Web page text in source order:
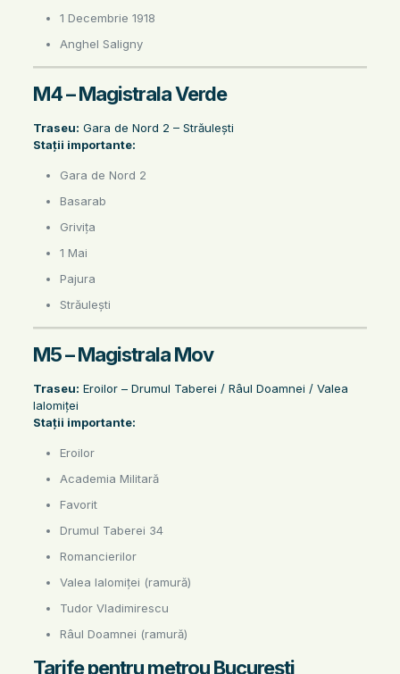
1 Decembrie 1918
Anghel Saligny
M4 – Magistrala Verde
Traseu: Gara de Nord 2 – Străulești
Stații importante:
Gara de Nord 2
Basarab
Grivița
1 Mai
Pajura
Străulești
M5 – Magistrala Mov
Traseu: Eroilor – Drumul Taberei / Râul Doamnei / Valea
Ialomiței
Stații importante:
Eroilor
Academia Militară
Favorit
Drumul Taberei 34
Romancierilor
Valea Ialomiței (ramură)
Tudor Vladimirescu
Râul Doamnei (ramură)
Tarife pentru metrou București